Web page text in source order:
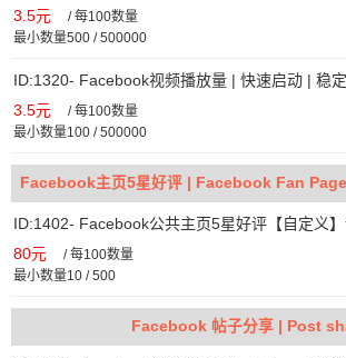
3.5元 /每100数量
最小数量500 / 500000
ID:1320- Facebook视频播放量 | 快速启动 | 稳
3.5元 /每100数量
最小数量100 / 500000
Facebook主页5星好评 | Facebook Fan
ID:1402- Facebook公共主页5星好评【自定义
80元 /每100数量
最小数量10 / 500
Facebook 帖子分享 | Post